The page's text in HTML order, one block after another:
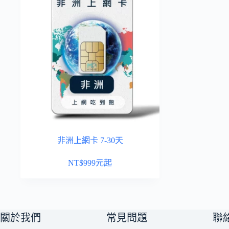
非洲上網卡 7-30天
NT$999元起
關於我們 常見問題 聯